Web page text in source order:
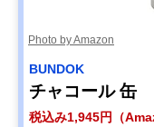
Photo by Amazon
BUNDOK
チャコール 缶
税込み1,945円（